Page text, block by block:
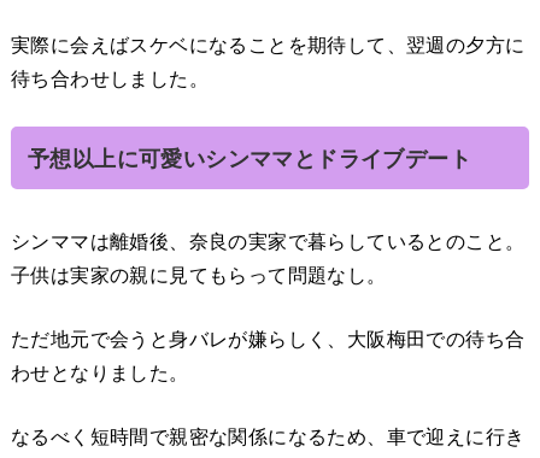
実際に会えばスケベになることを期待して、翌週の夕方に
待ち合わせしました。
予想以上に可愛いシンママとドライブデート
シンママは離婚後、奈良の実家で暮らしているとのこと。
子供は実家の親に見てもらって問題なし。
ただ地元で会うと身バレが嫌らしく、大阪梅田での待ち合
わせとなりました。
なるべく短時間で親密な関係になるため、車で迎えに行き